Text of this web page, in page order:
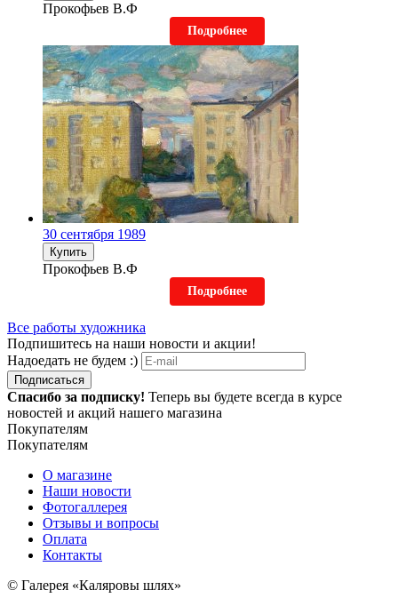
Прокофьев В.Ф
Подробнее
30 сентября 1989
Купить
Прокофьев В.Ф
Подробнее
Все работы художника
Подпишитесь на наши новости и акции!
Надоедать не будем :)
Подписаться
Спасибо за подписку! Теперь вы будете всегда в курсе
новостей и акций нашего магазина
Покупателям
Покупателям
О магазине
Наши новости
Фотогаллерея
Отзывы и вопросы
Оплата
Контакты
© Галерея «Каляровы шлях»